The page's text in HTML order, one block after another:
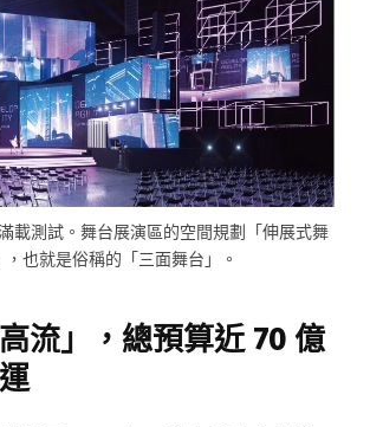
載測試。舞台展演區的空間規劃「伸展式舞
，也就是俗稱的「三面舞台」。
流」，總預算近 70 億